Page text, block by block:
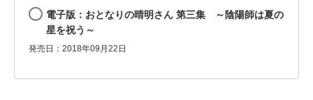
電子版：おとなりの晴明さん 第三集 ～陰陽師は夏の
星を祝う～
発売日：2018年09月22日